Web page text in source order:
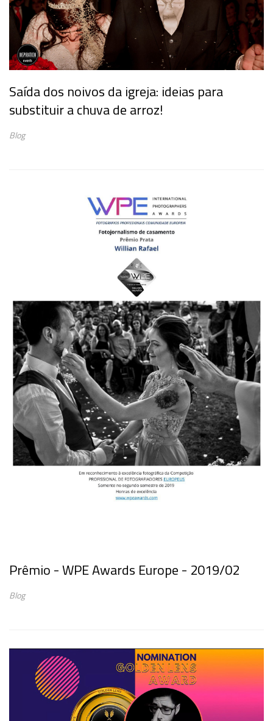
Saída dos noivos da igreja: ideias para
substituir a chuva de arroz!
Blog
Prêmio - WPE Awards Europe - 2019/02
Blog